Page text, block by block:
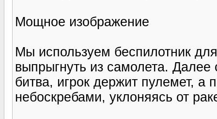
Мощное изображение
Мы используем беспилотник
выпрыгнуть из самолета. Далее
битва, игрок держит пулемет,
небоскребами, уклоняясь от